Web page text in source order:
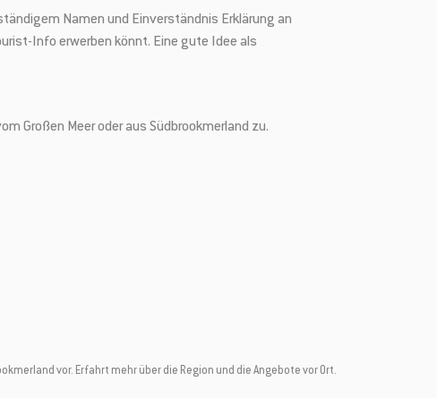
Namen und Einverständnis Erklärung an
Info erwerben könnt. Eine gute Idee als
Großen Meer oder aus Südbrookmerland zu.
vor. Erfahrt mehr über die Region und die Angebote vor Ort.